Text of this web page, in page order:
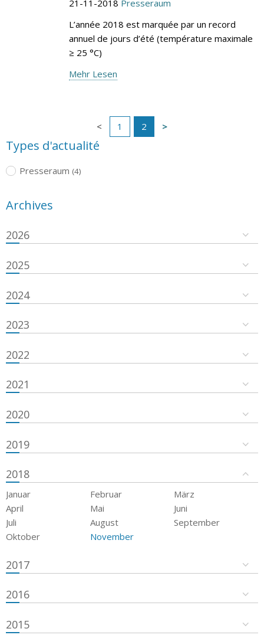
21-11-2018 Presseraum
L’année 2018 est marquée par un record
annuel de jours d’été (température maximale
≥ 25 °C)
Mehr Lesen
1 2
Types d'actualité
Presseraum (4)
Archives
2026
2025
2024
2023
2022
2021
2020
2019
2018
Januar Februar
März
April
Mai
Juni
Juli
August
September
Oktober
November
2017
2016
2015